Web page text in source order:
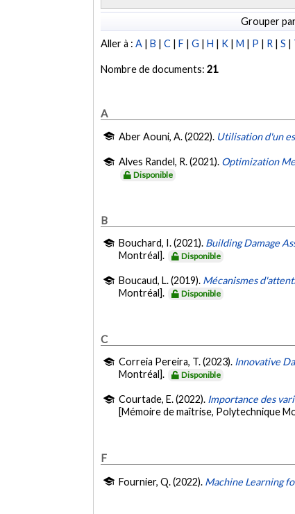
Grouper
Aller à :A |B |C |F |G |H | K |M | P | R |S |
Nombre de documents:21
A
Aber Aouni, A. (2022). Utilisation d'un
Alves Randel, R. (2021). Optimization
Disponible
B
Bouchard, I. (2021). Building Damage
Montréal].
Disponible
Boucaud, L. (2019). Mécanismes
Montréal].
Disponible
C
Correia Pereira, T. (2023). Innovative
Montréal].
Disponible
Courtade, E. (2022). Importance des
[Mémoire de maîtrise, Polytechnique
F
Fournier, Q. (2022). Machine Learning